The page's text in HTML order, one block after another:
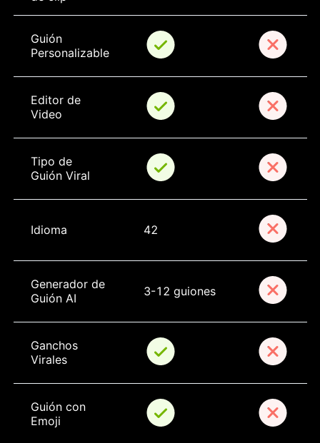
Guión
Personalizable
Editor de
Video
Tipo de
Guión Viral
Idioma 42
Generador de
Guión AI
3-12 guiones
Ganchos
Virales
Guión con
Emoji